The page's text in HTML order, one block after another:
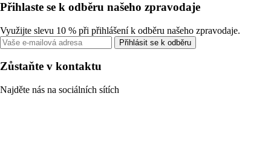
Přihlaste se k odběru našeho zpravodaje
Využijte slevu 10 % při přihlášení k odběru našeho zpravodaje.
Přihlásit se k odběru
Zůstaňte v kontaktu
Najděte nás na sociálních sítích